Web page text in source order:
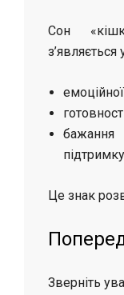
Сон
з’являється
емоційної
Це знак
Зверніть